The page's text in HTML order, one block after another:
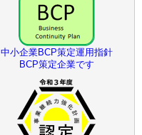
中小企業BCP策定運用指針
BCP策定企業です